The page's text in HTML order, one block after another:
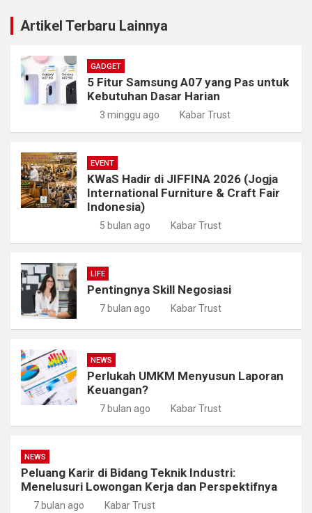
Artikel Terbaru Lainnya
GADGET
5 Fitur Samsung A07 yang Pas untuk
Kebutuhan Dasar Harian
3 minggu ago Kabar Trust
EVENT
KWaS Hadir di JIFFINA 2026 (Jogja
International Furniture & Craft Fair
Indonesia)
5 bulan ago Kabar Trust
LIFE
Pentingnya Skill Negosiasi
7 bulan ago Kabar Trust
NEWS
Perlukah UMKM Menyusun Laporan
Keuangan?
7 bulan ago Kabar Trust
NEWS
Peluang Karir di Bidang Teknik Industri:
Menelusuri Lowongan Kerja dan Perspektifnya
7 bulan ago Kabar Trust